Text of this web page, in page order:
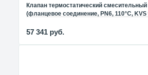
Клапан термостатический
(фланцевое соединение, PN6, 110°C, KVS
57 341 руб.